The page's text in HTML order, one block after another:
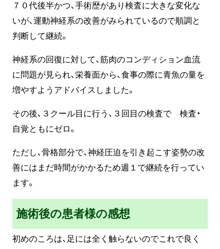
７０代後半かつ、手術歴があり検査に大きな変化な
いが、運動神経系の改善がみられているので順調と
判断して継続。
神経系の回復に対して、筋肉のコンディション血流
に問題が見られ、栄養面から、食事の際に青魚の量を
増やすようアドバイスしました。
その後、３クール目に行う、３回目の検査で 検査・
自覚ともにゼロ。
ただし、骨格部分で、神経圧迫を引き起こす姿勢の改
善にはまだ時間がかかるため週１で継続を行ってい
ます。
施術後の患者様の感想
初めのころは、足には全く触らないのでこれで良く